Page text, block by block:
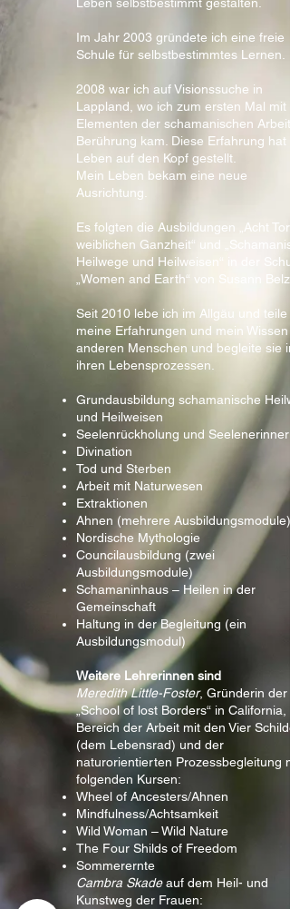
Im Jahr 2003 gründete ich eine freie
Schule für selbstbestimmtes Lernen.
2008 war ich auf Visionssuche in
Lappland, wo ich zum ersten Mal mit
Elementen der schamanischen Arbeit
Berührung kam. Diese Erfahrung hat
Leben auf den Kopf gestellt.
Mein Leben bekam eine neue
Ausrichtung.
Es folgten die Ausbildungen „Acht
weiblichen Ganzheit“ und
Heilwege und Heilweisen“ in der
„Women and Earth“ von Susann Belz.
Seit 2010 lebe ich im Allgäu und teile
meine Erfahrungen und mein Wissen
anderen Menschen und begleite sie in
ihren Lebensprozessen.
Grundausbildung schamanische
und Heilweisen
Seelenrückholung und
Divination
Tod und Sterben
Arbeit mit Naturwesen
Extraktionen
Ahnen (mehrere Ausbildungsmodule)
Nordische Mythologie
Councilausbildung (zwei
Ausbildungsmodule)
Schamaninhaus – Heilen in der
Gemeinschaft
Haltung in der Begleitung (ein
Ausbildungsmodul)
Weitere Lehrerinnen sind
Meredith Little-Foster, Gründerin der
„School of lost Borders“ in California,
Bereich der Arbeit mit den Vier
(dem Lebensrad) und der
naturorientierten Prozessbegleitung
folgenden Kursen:
Wheel of Ancesters/Ahnen
Mindfulness/Achtsamkeit
Wild Woman – Wild Nature
The Four Shilds of Freedom
Sommerernte
Cambra Skadeauf dem Heil- und
Kunstweg der Frauen: